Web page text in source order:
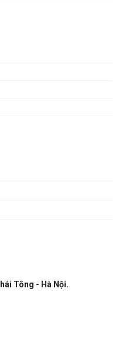
Tông - Hà Nội.